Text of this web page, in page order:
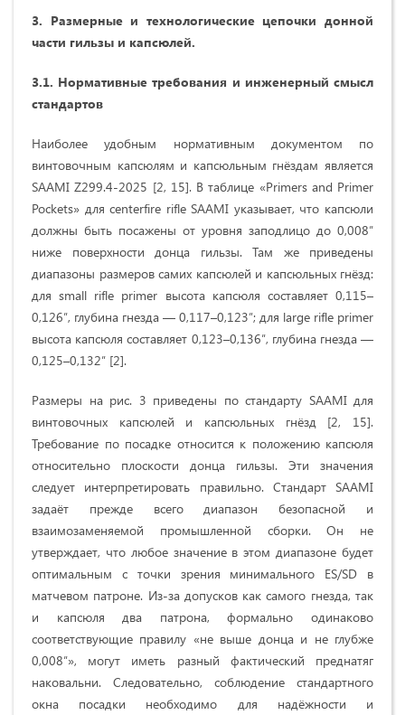
3. Размерные и технологическиецепочки донной
части гильзы и капсюлей.
3.1. Нормативные требования и инженерный смысл
стандартов
Наиболее удобным нормативным документом по
винтовочным капсюлям и капсюльным гнёздам является
SAAMI Z299.4-2025 [2, 15]. В таблице «Primers and Primer
Pockets» для centerfire rifle SAAMI указывает, что капсюли
должны быть посажены от уровня заподлицо до 0,008″
ниже поверхности донца гильзы. Там же приведены
диапазоны размеров самих капсюлей и капсюльных гнёзд:
для small rifle primer высота капсюля составляет 0,115–
0,126″, глубина гнезда — 0,117–0,123″; для large rifle primer
высота капсюля составляет 0,123–0,136″, глубина гнезда —
0,125–0,132″ [2].
Размеры на рис. 3 приведены по стандарту SAAMI для
винтовочных капсюлей и капсюльных гнёзд [2, 15].
Требование по посадке относится к положению капсюля
относительно плоскости донца гильзы. Эти значения
следует интерпретировать правильно. Стандарт SAAMI
задаёт прежде всего диапазон безопасной и
взаимозаменяемой промышленной сборки. Он не
утверждает, что любое значение в этом диапазоне будет
оптимальным с точки зрения минимального ES/SD в
матчевом патроне. Из-за допусков как самого гнезда, так
и капсюля два патрона, формально одинаково
соответствующие правилу «не выше донца и не глубже
0,008″», могут иметь разный фактический преднатяг
наковальни. Следовательно, соблюдение стандартного
окна посадки необходимо для надёжности и